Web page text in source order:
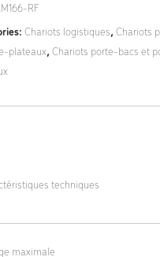
RF
Chariots logistiques, Chariots
plateaux, Chariots porte-bacs et
techniques
totales (L x l x h) : 560 x 500
intérieures (L x l x h) : 510 x
maximale